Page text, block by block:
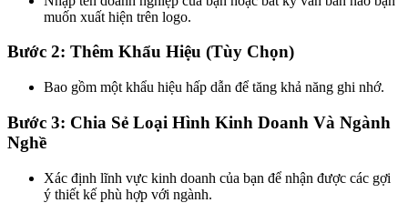
muốn xuất hiện trên logo.
Bước 2: Thêm Khẩu Hiệu (Tùy Chọn)
Bao gồm một khẩu hiệu hấp dẫn để tăng khả năng ghi nhớ.
Bước 3: Chia Sẻ Loại Hình Kinh Doanh Và Ngành
Nghề
Xác định lĩnh vực kinh doanh của bạn để nhận được các gợi
ý thiết kế phù hợp với ngành.